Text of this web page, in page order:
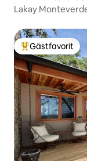
Lakay
Populär
Gästfavorit